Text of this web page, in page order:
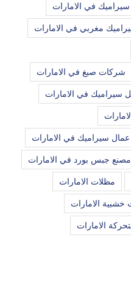
سيراميك في الامارات
مغربي في الامارات
شركات صبغ في الامارات
سيراميك في الامارات
عمال سيراميك في الامارات
مصنع جبس بورد في الامارات
مظلات الامارات
خشبية الامارات
الامارات